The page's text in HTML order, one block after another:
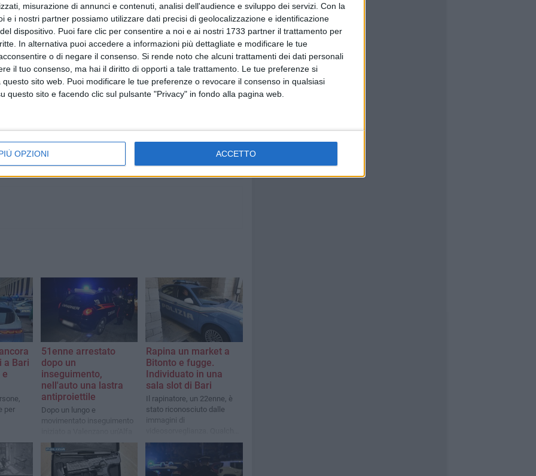
misurazione di annunci e contenuti, analisi dell'audience e sviluppo dei servizi. Con la
e i nostri partner possiamo utilizzare dati precisi di geolocalizzazione e identificazione
dispositivo. Puoi fare clic per consentire a noi e ai nostri 1733 partner il trattamento per
In alternativa puoi accedere a informazioni più dettagliate e modificare le tue
o di negare il consenso. Si rende noto che alcuni trattamenti dei dati personali
il tuo consenso, ma hai il diritto di opporti a tale trattamento. Le tue preferenze si
sito web. Puoi modificare le tue preferenze o revocare il consenso in qualsiasi
questo sito e facendo clic sul pulsante "Privacy" in fondo alla pagina web.
OPZIONI ACCETTO
mentre per il 57enne
, volto noto alle forze di polizia, al
Questura di Bari e su disposizione della Procura
si sono aperte le porte del carcere cittadino: l'ipotesi di
a Bari
e
per
51enne arrestato
dopo un
inseguimento,
nell'auto una lastra
antiproiettile
Dopo un lungo e
movimentato inseguimento
Romeo Stelvio ha terminato
la sua corsa in via Buozzi
Rapina un market a
Bitonto e fugge.
Individuato in una
sala slot di Bari
Il rapinatore, un 22enne, è
stato riconosciuto dalle
immagini di
minuto prima di entrare nel
scoperto